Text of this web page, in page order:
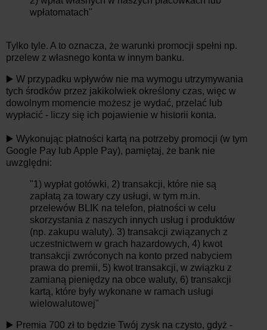
wpłatomatach"
Tylko tyle. A to oznacza, że warunki promocji spełni np.
przelew z własnego konta w innym banku.
▶️ W przypadku wpływów nie ma wymogu utrzymywania
tych środków przez jakikolwiek określony czas, więc w
dowolnym momencie możesz je wydać, przelać lub
wypłacić - liczy się ich pojawienie w historii konta.
▶️ Wykonując płatności kartą na potrzeby promocji (w tym
Google Pay lub Apple Pay), pamiętaj, że bank nie
uwzględni:
"1) wypłat gotówki, 2) transakcji, które nie są
zapłatą za towary czy usługi, w tym m.in.
przelewów BLIK na telefon, płatności w celu
skorzystania z naszych innych usług i produktów
(np. zakupu waluty). 3) transakcji związanych z
uczestnictwem w grach hazardowych, 4) kwot
transakcji zwróconych na konto przed nabyciem
prawa do premii, 5) kwot transakcji, w związku z
zamianą pieniędzy na obce waluty, 6) transakcji
kartą, które były wykonane w ramach usługi
wielowalutowej"
▶️ Premia 700 zł to będzie Twój zysk na czysto, gdyż -